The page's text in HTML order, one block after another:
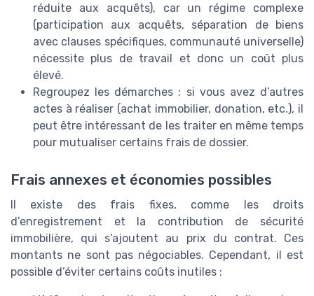
réduite aux acquêts), car un régime complexe
(participation aux acquêts, séparation de biens
avec clauses spécifiques, communauté universelle)
nécessite plus de travail et donc un coût plus
élevé.
Regroupez les démarches : si vous avez d’autres
actes à réaliser (achat immobilier, donation, etc.), il
peut être intéressant de les traiter en même temps
pour mutualiser certains frais de dossier.
Frais annexes et économies possibles
Il existe des frais fixes, comme les droits
d’enregistrement et la contribution de sécurité
immobilière, qui s’ajoutent au prix du contrat. Ces
montants ne sont pas négociables. Cependant, il est
possible d’éviter certains coûts inutiles :